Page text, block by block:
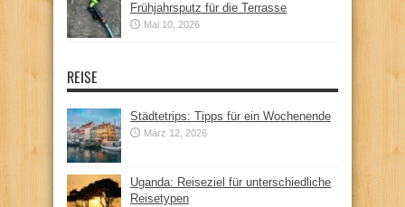
Frühjahrsputz für die Terrasse
Mai 10, 2026
REISE
Städtetrips: Tipps für ein Wochenende
März 12, 2026
Uganda: Reiseziel für unterschiedliche
Reisetypen